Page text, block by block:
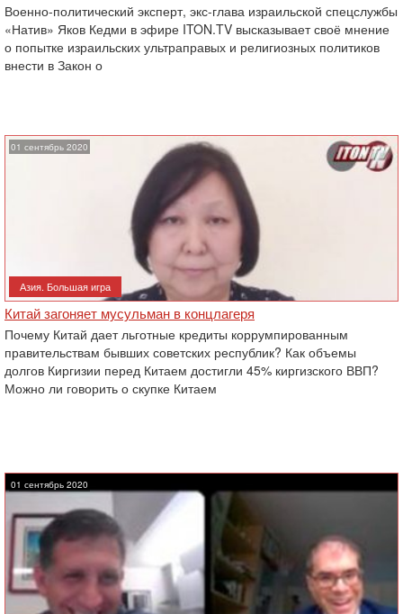
Военно-политический эксперт, экс-глава израильской спецслужбы
«Натив» Яков Кедми в эфире ITON.TV высказывает своё мнение
о попытке израильских ультраправых и религиозных политиков
внести в Закон о
01 сентябрь 2020
Азия. Большая игра
Китай загоняет мусульман в концлагеря
Почему Китай дает льготные кредиты коррумпированным
правительствам бывших советских республик? Как объемы
долгов Киргизии перед Китаем достигли 45% киргизского ВВП?
Можно ли говорить о скупке Китаем
01 сентябрь 2020